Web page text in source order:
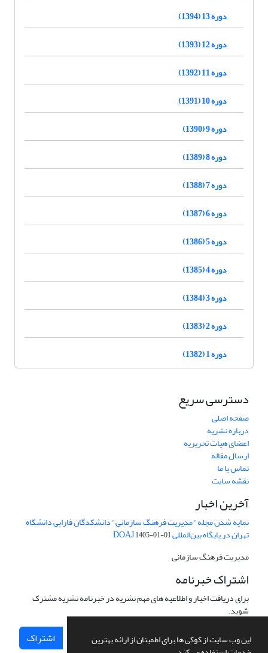
این وب سایت از کوکی ها برای اطمینان از ارائه بهترین
دوره 13 (1394)
دوره 12 (1393)
دوره 11 (1392)
دوره 10 (1391)
دوره 9 (1390)
دوره 8 (1389)
دوره 7 (1388)
دوره 6 (1387)
دوره 5 (1386)
دوره 4 (1385)
دوره 3 (1384)
دوره 2 (1383)
دوره 1 (1382)
دسترسی سریع
صفحه اصلی
درباره نشریه
اعضای هیات تحریریه
ارسال مقاله
تماس با ما
نقشه سایت
آخرین اخبار
نمایه شدن مجله" مدیریت فرهنگ سازمانی" دانشکدگان فارابی دانشگاه
تهران در پایگاه بین‌المللی DOAJ1405-01-01
مدیریت فرهنگ سازمانی
اشتراک خبرنامه
برای دریافت اخبار و اطلاعیه های مهم نشریه در خبرنامه نشریه مشترک
شوید.
اشتراک